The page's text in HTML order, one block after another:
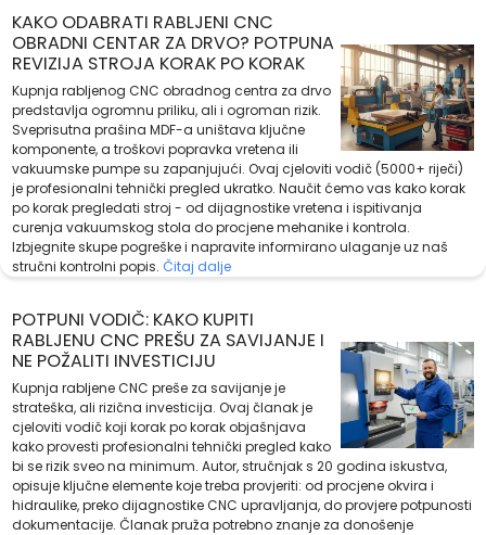
KAKO ODABRATI RABLJENI CNC
OBRADNI CENTAR ZA DRVO? POTPUNA
REVIZIJA STROJA KORAK PO KORAK
Kupnja rabljenog CNC obradnog centra za drvo
predstavlja ogromnu priliku, ali i ogroman rizik.
Sveprisutna prašina MDF-a uništava ključne
komponente, a troškovi popravka vretena ili
vakuumske pumpe su zapanjujući. Ovaj cjeloviti vodič (5000+ riječi)
je profesionalni tehnički pregled ukratko. Naučit ćemo vas kako korak
po korak pregledati stroj - od dijagnostike vretena i ispitivanja
curenja vakuumskog stola do procjene mehanike i kontrola.
Izbjegnite skupe pogreške i napravite informirano ulaganje uz naš
stručni kontrolni popis. Čitaj dalje
POTPUNI VODIČ: KAKO KUPITI
RABLJENU CNC PREŠU ZA SAVIJANJE I
NE POŽALITI INVESTICIJU
Kupnja rabljene CNC preše za savijanje je
strateška, ali rizična investicija. Ovaj članak je
cjeloviti vodič koji korak po korak objašnjava
kako provesti profesionalni tehnički pregled kako
bi se rizik sveo na minimum. Autor, stručnjak s 20 godina iskustva,
opisuje ključne elemente koje treba provjeriti: od procjene okvira i
hidraulike, preko dijagnostike CNC upravljanja, do provjere potpunosti
dokumentacije. Članak pruža potrebno znanje za donošenje